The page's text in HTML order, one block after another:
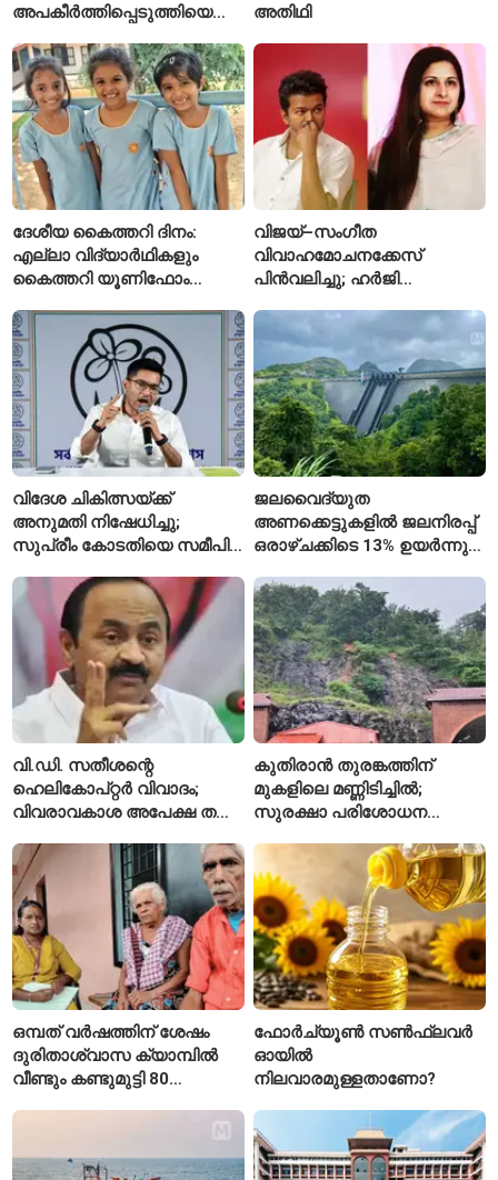
അപകീർത്തിപ്പെടുത്തിയെന്ന്
ആയങ്കിക്കെതിരെ പുതിയ
കേസ്
അതിഥി
ദേശീയ കൈത്തറി ദിനം:
എല്ലാ വിദ്യാർഥികളും
കൈത്തറി യൂണിഫോം
സ്കൂൾ വേറിട്ട മാതൃക
വിജയ്–സംഗീത
വിവാഹമോചനക്കേസ്
പിൻവലിച്ചു; ഹർജി
അവസാനിപ്പിച്ച് കോടതി
വിദേശ ചികിത്സയ്ക്ക്
അനുമതി നിഷേധിച്ചു;
സുപ്രീം കോടതിയെ സമീപിച്ച്
ജലവൈദ്യുത
അണക്കെട്ടുകളിൽ ജലനിരപ്പ്
ഒരാഴ്ചക്കിടെ 13% ഉയർന്നു;
ഇപ്പോഴും കുറവ്
വി.ഡി. സതീശന്റെ
ഹെലികോപ്റ്റർ വിവാദം;
വിവരാവകാശ അപേക്ഷ തള്ളി
കുതിരാൻ തുരങ്കത്തിന്
മുകളിലെ മണ്ണിടിച്ചിൽ;
സുരക്ഷാ പരിശോധന
ഒമ്പത് വർഷത്തിന് ശേഷം
ദുരിതാശ്വാസ ക്യാമ്പിൽ
വീണ്ടും കണ്ടുമുട്ടി 80
ഫോർച്യൂൺ സൺഫ്ലവർ
ഓയിൽ
നിലവാരമുള്ളതാണോ?